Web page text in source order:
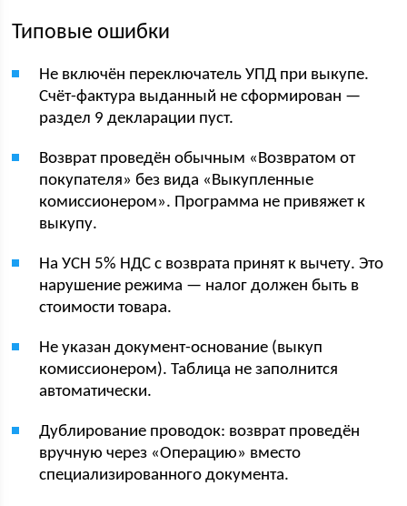
Типовые ошибки
Не включён переключатель УПД при выкупе.
Счёт-фактура выданный не сформирован —
раздел 9 декларации пуст.
Возврат проведён обычным «Возвратом от
покупателя» без вида «Выкупленные
комиссионером». Программа не привяжет к
выкупу.
На УСН 5% НДС с возврата принят к вычету. Это
нарушение режима — налог должен быть в
стоимости товара.
Не указан документ-основание (выкуп
комиссионером). Таблица не заполнится
автоматически.
Дублирование проводок: возврат проведён
вручную через «Операцию» вместо
специализированного документа.